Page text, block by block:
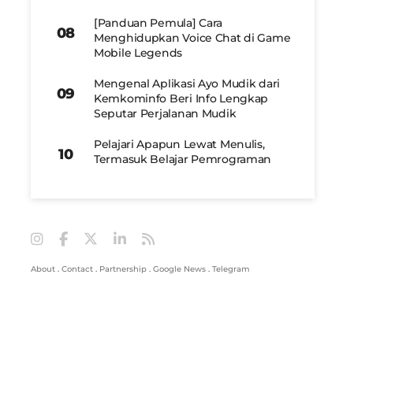
[Panduan Pemula] Cara
Menghidupkan Voice Chat di Game
Mobile Legends
Mengenal Aplikasi Ayo Mudik dari
Kemkominfo Beri Info Lengkap
Seputar Perjalanan Mudik
Pelajari Apapun Lewat Menulis,
Termasuk Belajar Pemrograman
About . Contact . Partnership . Google News . Telegram